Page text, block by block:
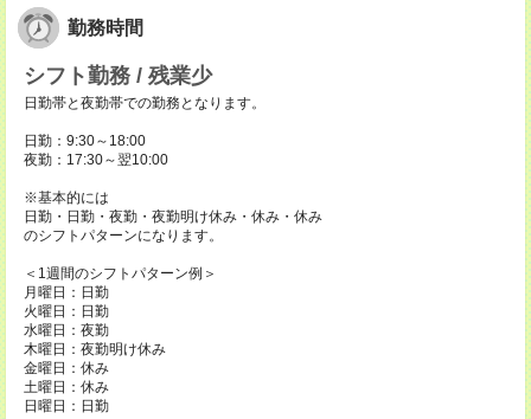
勤務時間
シフト勤務 / 残業少
日勤帯と夜勤帯での勤務となります。
日勤：9:30～18:00
夜勤：17:30～翌10:00
※基本的には
日勤・日勤・夜勤・夜勤明け休み・休み・休み
のシフトパターンになります。
＜1週間のシフトパターン例＞
月曜日：日勤
火曜日：日勤
水曜日：夜勤
木曜日：夜勤明け休み
金曜日：休み
土曜日：休み
日曜日：日勤